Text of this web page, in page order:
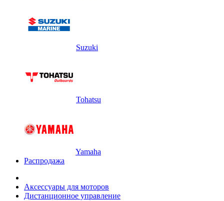
Suzuki
Tohatsu
Yamaha
Распродажа
Аксессуары для моторов
Дистанционное управление